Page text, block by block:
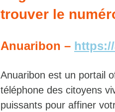
trouver le
Anuaribon –
Anuaribon est un portail
téléphone des citoyens
puissants pour affiner